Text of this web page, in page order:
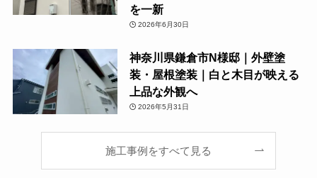
を一新
2026年6月30日
神奈川県鎌倉市N様邸｜外壁塗
装・屋根塗装｜白と木目が映える
上品な外観へ
2026年5月31日
施工事例をすべて見る